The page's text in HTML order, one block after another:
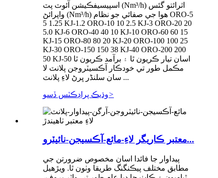
اسپيسيفڪيشن آئوٽ پٽ (Nm³/h) اثرائتو گئس
واپرائڻ (Nm³/h) هوا جي صفائي جو نظام ORO-5
5 1.25 KJ-1.2 ORO-10 10 2.5 KJ-3 ORO-20 20
5.0 KJ-6 ORO-40 40 10 KJ-10 ORO-60 60 15
KJ-15 ORO-80 80 20 KJ-20 ORO-100 100 25
KJ-30 ORO-150 150 38 KJ-40 ORO-200 200
50 KJ-50 اسان تيار ڪريون ٿا ۽ برآمد ڪريون ٿا
مڪمل طور تي خودڪار آڪسيٽروجن پلانٽ لا
سان سلنڈر ڀرڻ لاءِ پلانٽ ...
وڌيڪ پراڊڪٽس ڏسو>
معتبر ڪاريگر لاءِ-مائع-آڪسيجن-نائيٽرو...
پيداوار جا فائدا اسان مخصوص ضرورتن جي
مطابق مختلف پيڪنگنگ طريقا وٺون ٿا. ويڙهيل